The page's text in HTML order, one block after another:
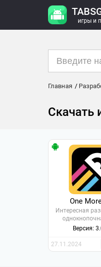
игры и
Главная
Скачать
One
Интересная
Версия:
27.11.2024